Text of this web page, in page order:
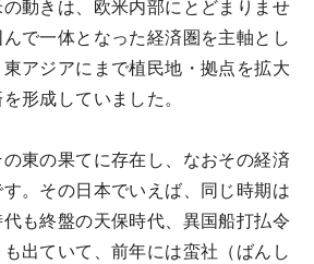
動きは、欧米内部にとどまりませ
で一体となった経済圏を主軸とし
アジアにまで植民地・拠点を拡大
形成していました。
東の果てに存在し、なおその経済
。その日本でいえば、同じ時期は
代も終盤の天保時代、異国船打払令
も出ていて、前年には蛮社（ばんし